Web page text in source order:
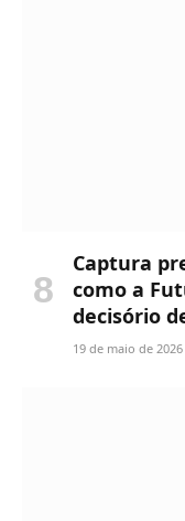
Captura
como a
decisório
19 de maio de 2026